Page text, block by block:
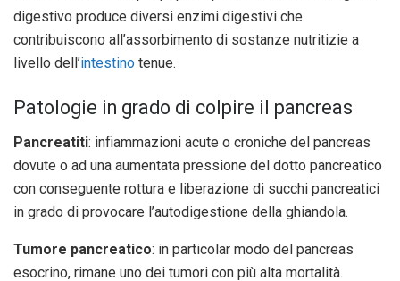
digestivo produce diversi enzimi digestivi che
contribuiscono all’assorbimento di sostanze nutritizie a
livello dell’intestino tenue.
Patologie in grado di colpire il pancreas
Pancreatiti: infiammazioni acute o croniche del pancreas
dovute o ad una aumentata pressione del dotto pancreatico
con conseguente rottura e liberazione di succhi pancreatici
in grado di provocare l’autodigestione della ghiandola.
Tumore pancreatico: in particolar modo del pancreas
esocrino, rimane uno dei tumori con più alta mortalità.